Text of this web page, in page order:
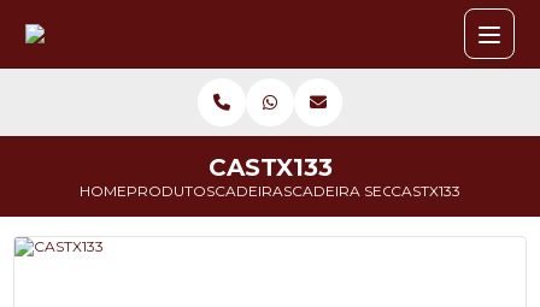
HOMEPRODUTOSCADEIRASCADEIRA SECRETÁRIA
CASTX133
CASTX133